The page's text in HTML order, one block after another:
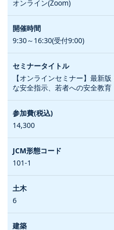
オンライン(Zoom)
9:30～16:30(受付9:00)
【オンラインセミナー】最新
な安全指示、若者への安全教育
14,300
101-1
6